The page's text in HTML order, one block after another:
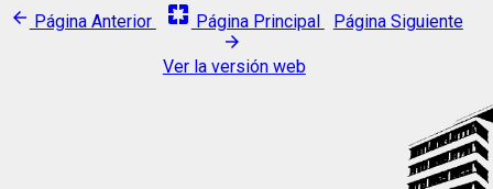
arrow_back Página Anterior pages Página Principal Página Siguiente
arrow_forward
Ver la versión web